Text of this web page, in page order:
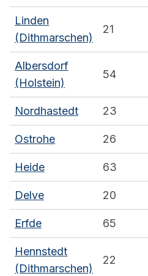
Linden
(Dithmarschen)
21
Albersdorf
(Holstein)
54
Nordhastedt 23
Ostrohe 26
Heide 63
Delve 20
Erfde 65
Hennstedt
(Dithmarschen)
22